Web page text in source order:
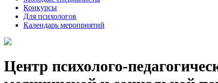
Конкурсы
Для психологов
Календарь мероприятий
Центр психолого-